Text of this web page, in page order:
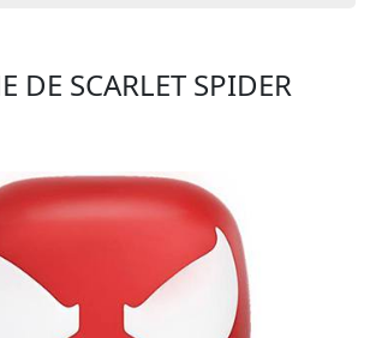
DE SCARLET SPIDER